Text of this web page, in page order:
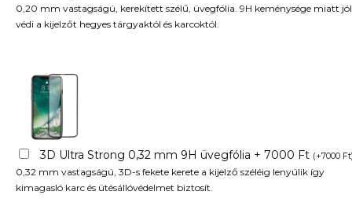
0,20 mm vastagságú, kerekített szélű, üvegfólia. 9H keménysége miatt jól
védi a kijelzőt hegyes tárgyaktól és karcoktól.
3D Ultra Strong 0,32 mm 9H üvegfólia + 7000 Ft (+7000 Ft
0,32 mm vastagságú, 3D-s fekete kerete a kijelző széléig lenyúlik így
kimagasló karc és ütésállóvédelmet biztosít.